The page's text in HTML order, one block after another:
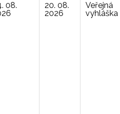
08.
20. 08.
2026
Veřejná
vyhláška